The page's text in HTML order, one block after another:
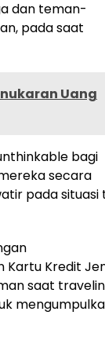
dan teman-
pada saat
Uang
bagi
secara
pada situasi
Kartu Kredit
saat